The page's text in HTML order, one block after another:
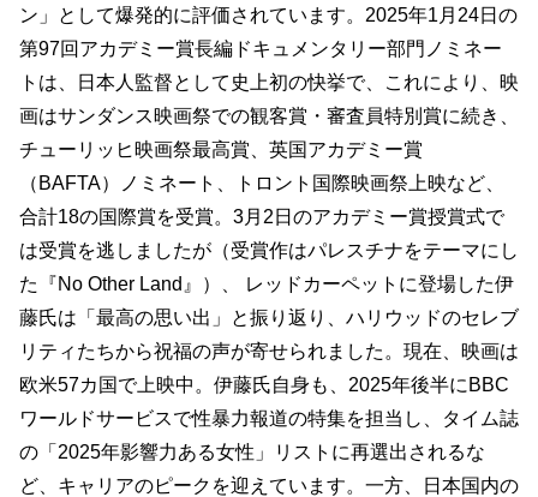
ン」として爆発的に評価されています。2025年1月24日の
第97回アカデミー賞長編ドキュメンタリー部門ノミネー
トは、日本人監督として史上初の快挙で、これにより、映
画はサンダンス映画祭での観客賞・審査員特別賞に続き、
チューリッヒ映画祭最高賞、英国アカデミー賞
（BAFTA）ノミネート、トロント国際映画祭上映など、
合計18の国際賞を受賞。3月2日のアカデミー賞授賞式で
は受賞を逃しましたが（受賞作はパレスチナをテーマにし
た『No Other Land』）、 レッドカーペットに登場した伊
藤氏は「最高の思い出」と振り返り、ハリウッドのセレブ
リティたちから祝福の声が寄せられました。現在、映画は
欧米57カ国で上映中。伊藤氏自身も、2025年後半にBBC
ワールドサービスで性暴力報道の特集を担当し、タイム誌
の「2025年影響力ある女性」リストに再選出されるな
ど、キャリアのピークを迎えています。一方、日本国内の